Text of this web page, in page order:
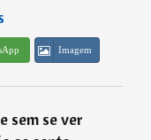
Imagem
sem se ver